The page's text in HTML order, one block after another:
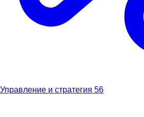
Управление и стратегия 56